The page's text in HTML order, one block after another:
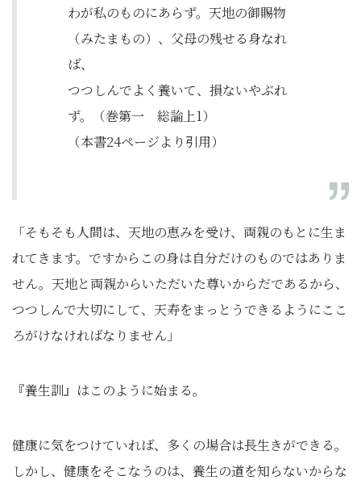
わが私のものにあらず。天地の御賜物
（みたまもの）、父母の残せる身なれ
ば、
つつしんでよく養いて、損ないやぶれ
ず。（巻第一 総論上1）
（本書24ページより引用）
「そもそも人間は、天地の恵みを受け、両親のもとに生ま
れてきます。ですからこの身は自分だけのものではありま
せん。天地と両親からいただいた尊いからだであるから、
つつしんで大切にして、天寿をまっとうできるようにここ
ろがけなければなりません」
『養生訓』はこのように始まる。
健康に気をつけていれば、多くの場合は長生きができる。
しかし、健康をそこなうのは、養生の道を知らないからな